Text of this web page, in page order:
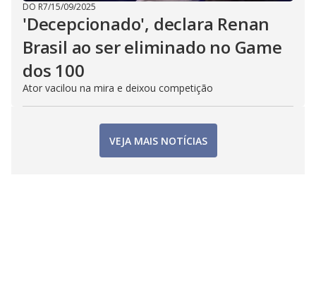
DO R7/15/09/2025
'Decepcionado', declara Renan
Brasil ao ser eliminado no Game
dos 100
Ator vacilou na mira e deixou competição
VEJA MAIS NOTÍCIAS